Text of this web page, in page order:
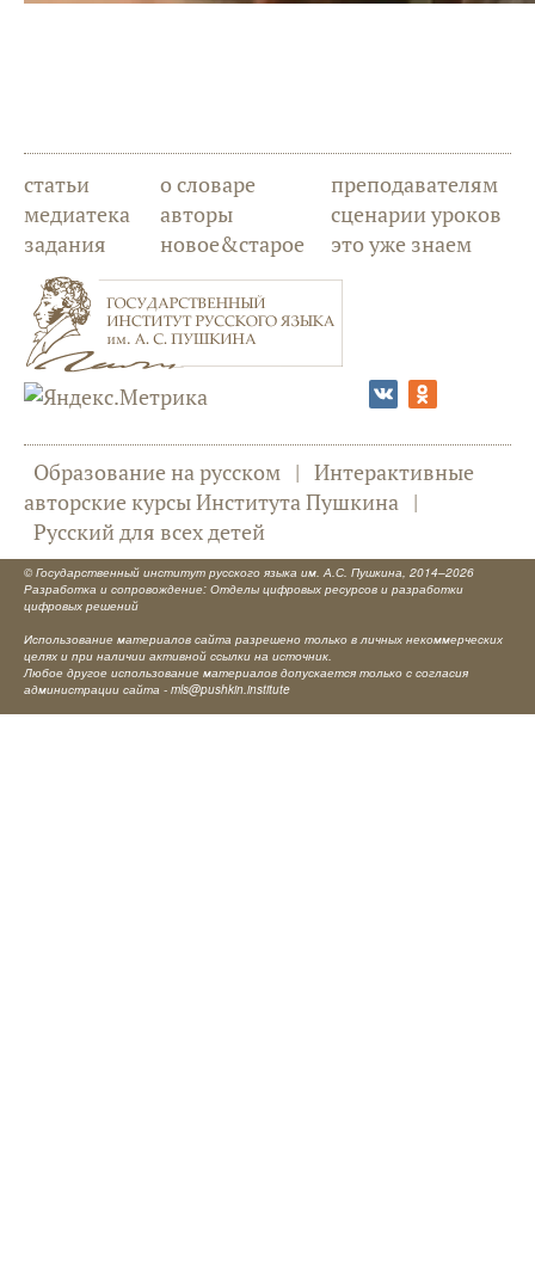
статьи
медиатека
задания
о словаре
авторы
новое&старое
преподавателям
сценарии уроков
это уже знаем
Образование на русском | Интерактивные
авторские курсы Института Пушкина |
Русский для всех детей
© Государственный институт русского языка им. А.С. Пушкина, 2014–2026
Разработка и сопровождение: Отделы цифровых ресурсов и разработки
цифровых решений
Использование материалов сайта разрешено только в личных некоммерческих
целях и при наличии активной ссылки на источник.
Любое другое использование материалов допускается только с согласия
администрации сайта - mls@pushkin.institute